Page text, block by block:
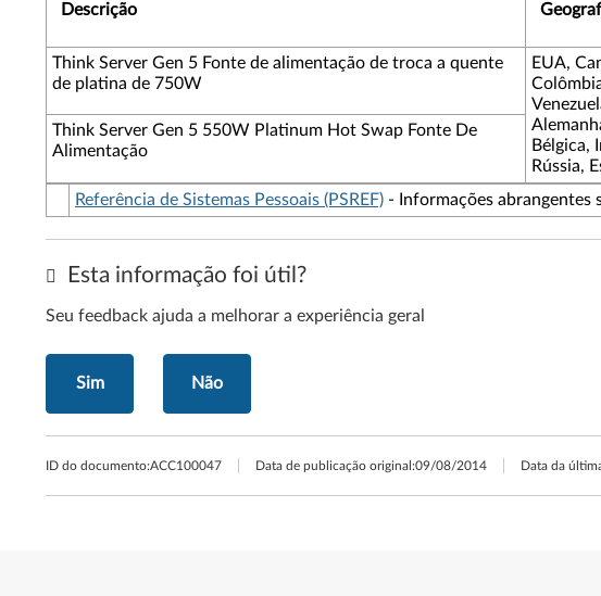
Descrição
Think Server Gen 5 Fonte de alimentação de troca a quente
de platina de 750W
EUA,
Bélgica,
Rússia,
Think Server Gen 5 550W Platinum Hot Swap Fonte De
Alimentação
Referência de Sistemas Pessoais (PSREF) - Informações abrangentes
Esta informação foi útil?
Seu feedback ajuda a melhorar a experiência geral
Sim Não
ID do documento:ACC100047 Data de publicação original:09/08/2014 Data da